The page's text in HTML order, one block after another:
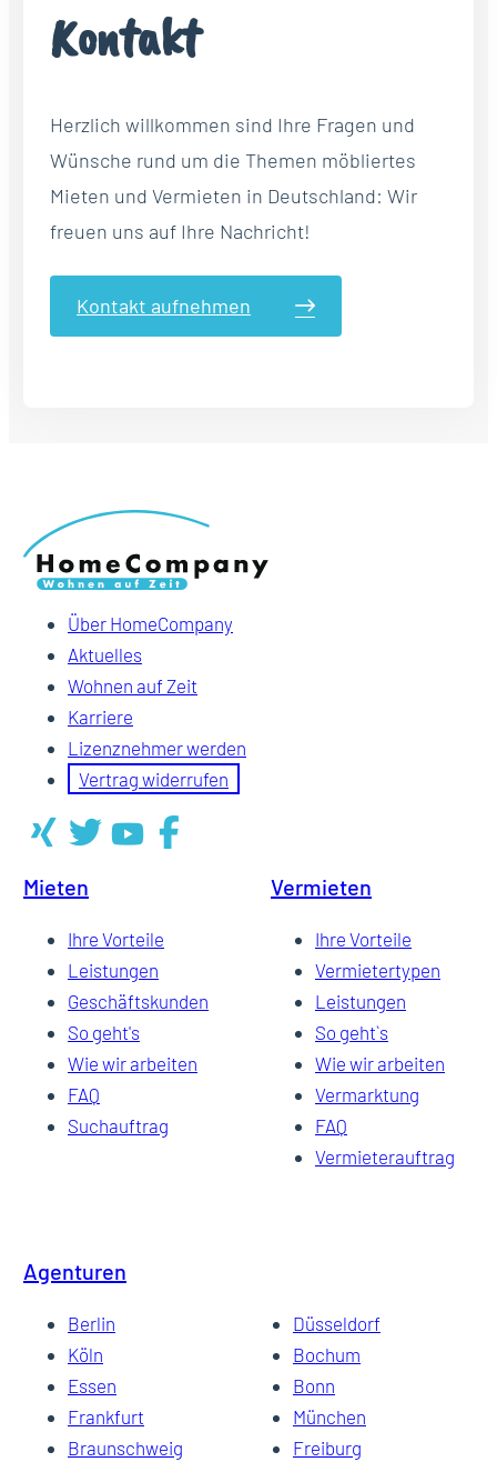
Kontakt
Herzlich willkommen sind Ihre Fragen und
Wünsche rund um die Themen möbliertes
Mieten und Vermieten in Deutschland: Wir
freuen uns auf Ihre Nachricht!
Kontakt aufnehmen
Über HomeCompany
Aktuelles
Wohnen auf Zeit
Karriere
Lizenznehmer werden
Vertrag widerrufen
Mieten
Ihre Vorteile
Leistungen
Geschäftskunden
So geht's
Wie wir arbeiten
FAQ
Suchauftrag
Vermieten
Ihre Vorteile
Vermietertypen
Leistungen
So geht`s
Wie wir arbeiten
Vermarktung
FAQ
Vermieterauftrag
Agenturen
Berlin
Düsseldorf
Köln
Bochum
Essen
Bonn
Frankfurt
München
Braunschweig
Freiburg